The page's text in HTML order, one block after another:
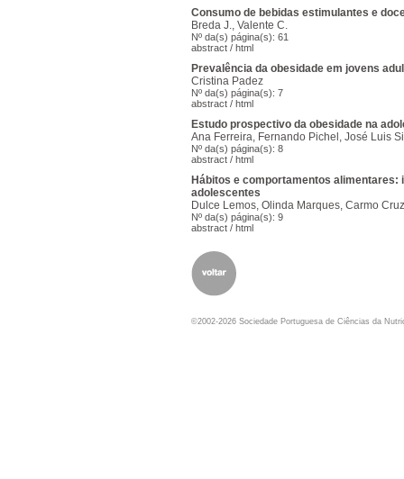
Consumo de bebidas estimulantes e
Breda J., Valente C.
Nº da(s) página(s): 61
abstract / html
Prevalência da obesidade em jovens
Cristina Padez
Nº da(s) página(s): 7
abstract / html
Estudo prospectivo da obesidade na
Ana Ferreira, Fernando Pichel, José Luis
Nº da(s) página(s): 8
abstract / html
Hábitos e comportamentos
adolescentes
Dulce Lemos, Olinda Marques, Carmo
Nº da(s) página(s): 9
abstract / html
©2002-2026 Sociedade Portuguesa de Ciências da